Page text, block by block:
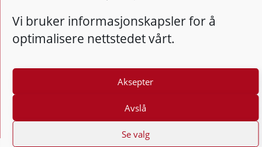
Vi bruker informasjonskapsler for å
optimalisere nettstedet vårt.
Aksepter
Avslå
Se valg
Personvern